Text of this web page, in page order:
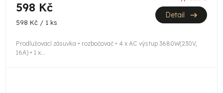
598 Kč
Měrná
598 Kč / 1 ks
Detail
Prodlužovací zásuvka • rozbočovač • 4 x AC výstup 3680W(230V,
16A) • 1 x...